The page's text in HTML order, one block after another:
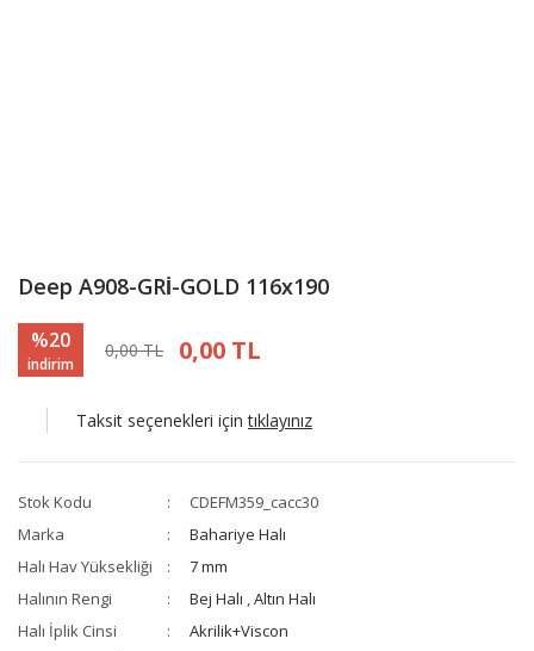
Deep A908-GRİ-GOLD 116x190
%20
indirim
0,00 TL 0,00 TL
Taksit seçenekleri içintıklayınız
Stok Kodu
CDEFM359_cacc30
Marka
Bahariye Halı
Halı Hav Yüksekliği
7 mm
Halının Rengi
Bej Halı ,Altın Halı
Halı İplik Cinsi
Akrilik+Viscon